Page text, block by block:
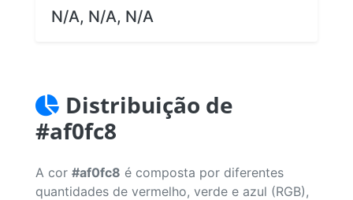
N/A, N/A, N/A
Distribuição de
#af0fc8
A cor #af0fc8 é composta por diferentes
quantidades de vermelho, verde e azul (RGB),